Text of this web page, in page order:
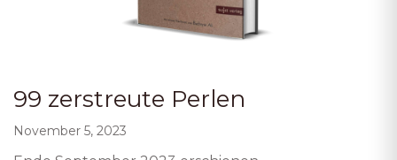
99 zerstreute Perlen
November 5, 2023